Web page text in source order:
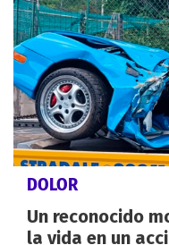
DOLOR
Un reconocido
la vida en un